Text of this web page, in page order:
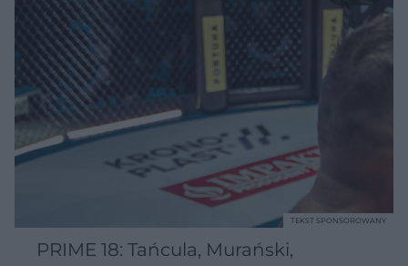
PRIME 18: Tańcula, Murański,
TEKST SPONSOROWANY